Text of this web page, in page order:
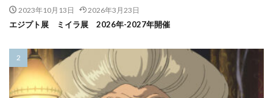
2023年10月13日 2026年3月23日
エジプト展 ミイラ展 2026年-2027年開催